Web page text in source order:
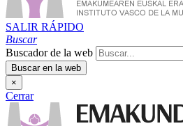
SALIR RÁPIDO
Buscar
Buscador de la web
×
Cerrar